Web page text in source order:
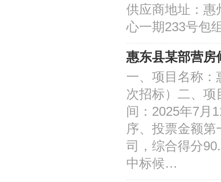
供应商地址：惠
心一期233号包
惠东县某部营房
一、项目名称
次招标）二、项
间：2025年7月
序、投票金额
司，综合得分
中标候…